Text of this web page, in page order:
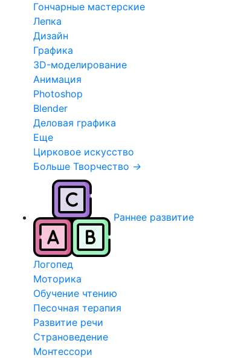
Гончарные мастерские
Лепка
Дизайн
Графика
3D-моделирование
Анимация
Photoshop
Blender
Деловая графика
Еще
Цирковое искусство
Больше Творчество →
Раннее развитие
Логопед
Моторика
Обучение чтению
Песочная терапия
Развитие речи
Страноведение
Монтессори